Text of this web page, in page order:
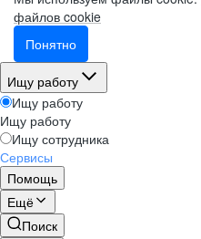
файлов cookie
Понятно
Ищу работу
Ищу работу
Ищу работу
Ищу сотрудника
Сервисы
Помощь
Ещё
Поиск